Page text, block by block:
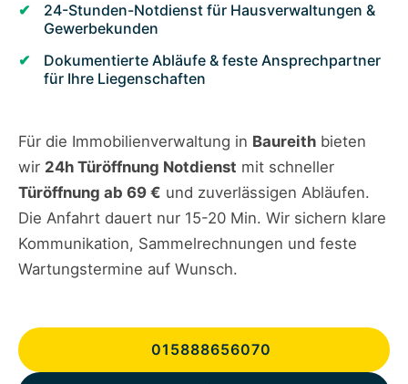
24-Stunden-Notdienst für Hausverwaltungen &
Gewerbekunden
Dokumentierte Abläufe & feste Ansprechpartner
für Ihre Liegenschaften
Für die Immobilienverwaltung in Baureith bieten
wir 24h Türöffnung Notdienst mit schneller
Türöffnung ab 69 € und zuverlässigen Abläufen.
Die Anfahrt dauert nur 15-20 Min. Wir sichern klare
Kommunikation, Sammelrechnungen und feste
Wartungstermine auf Wunsch.
015888656070